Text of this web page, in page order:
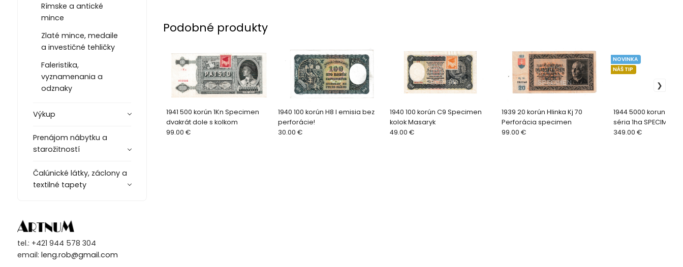
Rímske a antické
mince
Zlaté mince, medaile
a investičné tehličky
Faleristika,
vyznamenania a
odznaky
Výkup
Prenájom nábytku a
starožitností
Čalúnické látky, záclony a
textilné tapety
tel.: +421 944 578 304
email: leng.rob@gmail.com
Podobné produkty
1941 500 korún 1Kn Specimen
dvakrát dole s kolkom
99.00 €
1940 100 korún H8 I emisia bez
perforácie!
30.00 €
1940 100 korún C9 Specimen
kolok Masaryk
49.00 €
1939 20 korún Hlinka Kj 70
Perforácia specimen
99.00 €
1944 5000 korun
séria 1ha SPECIMEN
NOVINKA
NÁŠ TIP
349.00 €